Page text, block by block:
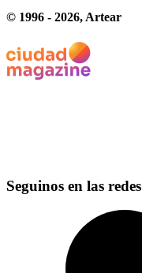
© 1996 - 2026, Artear
Seguinos en las redes